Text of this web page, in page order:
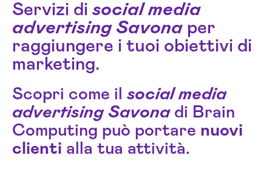
Servizi di social media
advertising Savona per
raggiungere i tuoi obiettivi di
marketing.
Scopri come il social media
advertising Savonadi Brain
Computing può portare nuovi
clienti alla tua attività.